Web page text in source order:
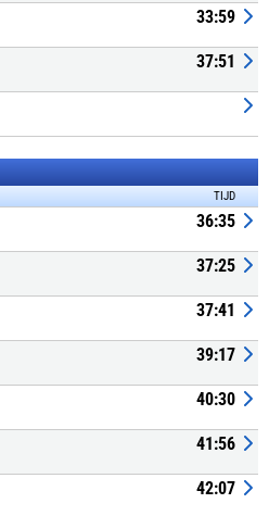
33:59
37:51
TIJD
36:35
37:25
37:41
39:17
40:30
41:56
42:07